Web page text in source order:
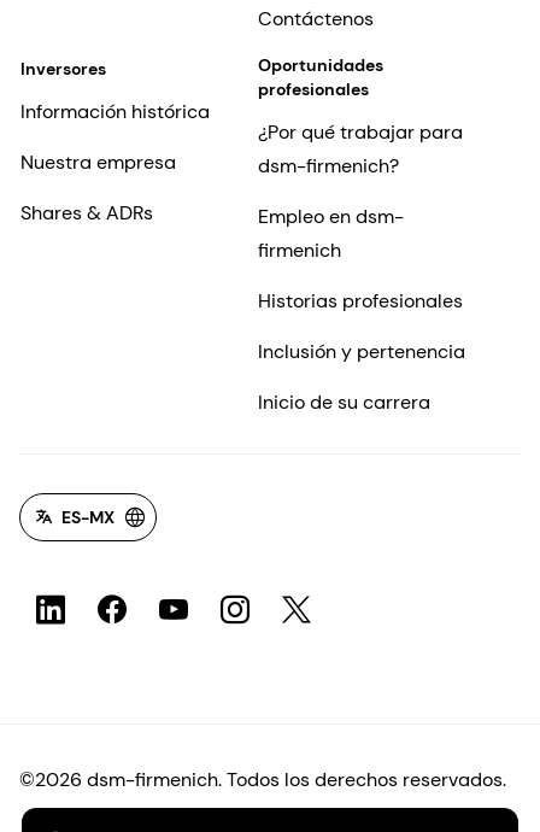
Contáctenos
Inversores
Información histórica
Nuestra empresa
Shares & ADRs
Oportunidades
profesionales
¿Por qué trabajar para
dsm-firmenich?
Empleo en dsm-
firmenich
Historias profesionales
Inclusión y pertenencia
Inicio de su carrera
ES-MX
©2026 dsm-firmenich. Todos los derechos reservados.